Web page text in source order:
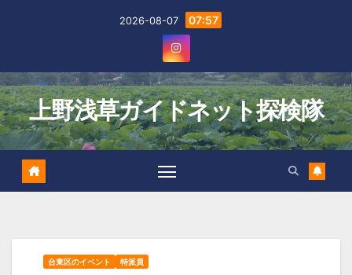
2026-08-07 07:57
上野浅草ガイドネット探検隊
台東区のイベント 特派員